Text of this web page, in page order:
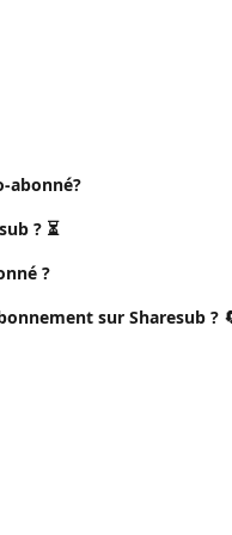
abonné?
? ⏳
?
sur Sharesub ?